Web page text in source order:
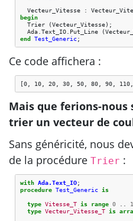
Vecteur_Vitesse :
begin
Trier
(Vecteur_Vitesse);
Ada. Text_IO. Put_Line (
end
Test_Generic;
Ce code affichera :
[0, 10, 20, 30, 50, 80, 90, 110,
Mais que ferions-nous
trier un vecteur de
Sans généricité, nous
de la procédure Trier :
with Ada.Text_IO;
procedure Test_Generic is
type Vitesse_T is range 0
type Vecteur_Vitesse_T is